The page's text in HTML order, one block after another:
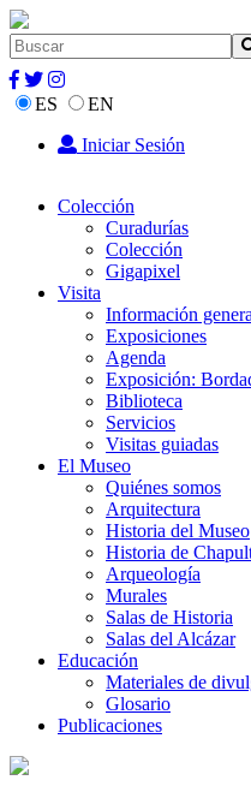
ES
EN
Iniciar Sesión
Colección
Curadurías
Colección
Gigapixel
Visita
Información
Exposiciones
Agenda
Exposición:
Biblioteca
Servicios
Visitas guiadas
El Museo
Quiénes somos
Arquitectura
Historia del Museo
Historia de
Arqueología
Murales
Salas de Historia
Salas del Alcázar
Educación
Materiales de
Glosario
Publicaciones